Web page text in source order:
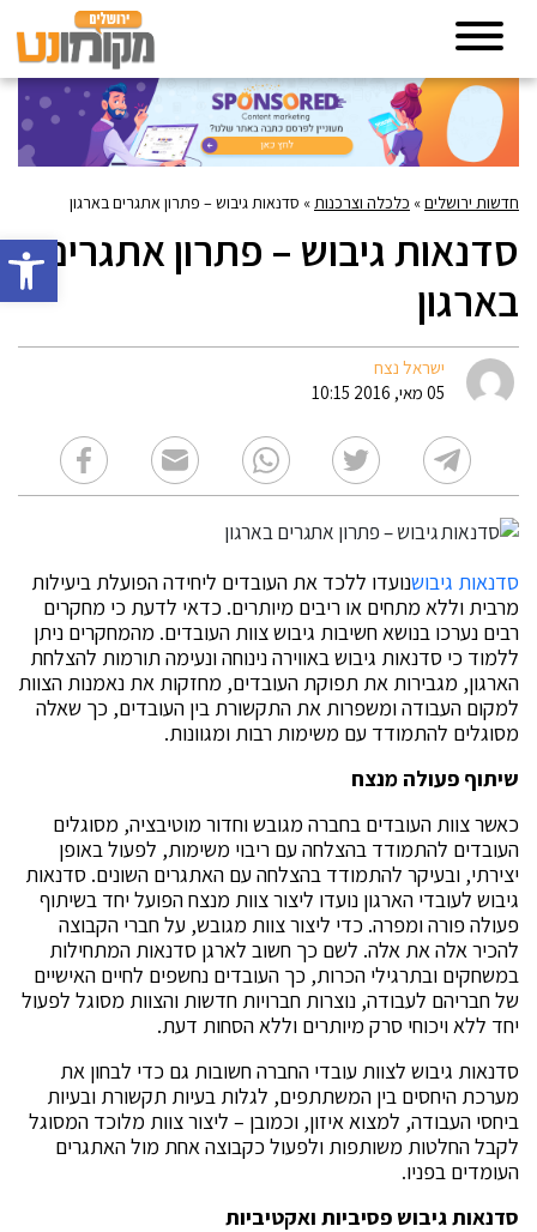
פתח
חדשות ירושלים» כלכלה וצרכנות» סדנאות גיבוש – פתרון אתגרים בארגון
סדנאות גיבוש – פתרון אתגרים
בארגון
ישראל נצח
05 מאי, 2016 10:15
סדנאות גיבושנועדו ללכד את העובדים ליחידה הפועלת ביעילות
מרבית וללא מתחים או ריבים מיותרים. כדאי לדעת כי מחקרים
רבים נערכו בנושא חשיבות גיבוש צוות העובדים. מהמחקרים ניתן
ללמוד כי סדנאות גיבוש באווירה נינוחה ונעימה תורמות להצלחת
הארגון, מגבירות את תפוקת העובדים, מחזקות את נאמנות הצוות
למקום העבודה ומשפרות את התקשורת בין העובדים, כך שאלה
מסוגלים להתמודד עם משימות רבות ומגוונות.
שיתוף פעולה מנצח
כאשר צוות העובדים בחברה מגובש וחדור מוטיבציה, מסוגלים
העובדים להתמודד בהצלחה עם ריבוי משימות, לפעול באופן
יצירתי, ובעיקר להתמודד בהצלחה עם האתגרים השונים. סדנאות
גיבוש לעובדי הארגון נועדו ליצור צוות מנצח הפועל יחד בשיתוף
פעולה פורה ומפרה. כדי ליצור צוות מגובש, על חברי הקבוצה
להכיר אלה את אלה. לשם כך חשוב לארגן סדנאות המתחילות
במשחקים ובתרגילי הכרות, כך העובדים נחשפים לחיים האישיים
של חבריהם לעבודה, נוצרות חברויות חדשות והצוות מסוגל לפעול
יחד ללא ויכוחי סרק מיותרים וללא הסחות דעת.
סדנאות גיבוש לצוות עובדי החברה חשובות גם כדי לבחון את
מערכת היחסים בין המשתתפים, לגלות בעיות תקשורת ובעיות
ביחסי העבודה, למצוא איזון, וכמובן – ליצור צוות מלוכד המסוגל
לקבל החלטות משותפות ולפעול כקבוצה אחת מול האתגרים
העומדים בפניו.
סדנאות גיבוש פסיביות ואקטיביות